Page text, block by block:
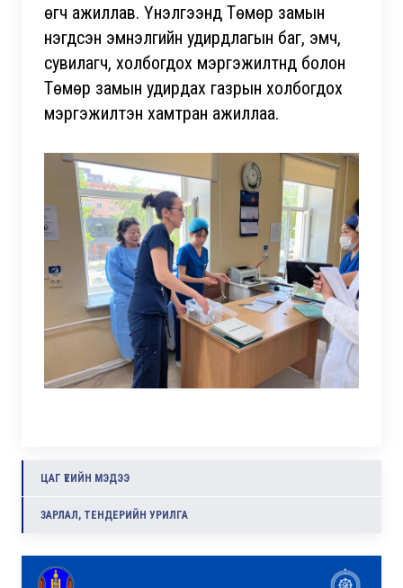
өгч ажиллав. Үнэлгээнд Төмөр замын
нэгдсэн эмнэлгийн удирдлагын баг, эмч,
сувилагч, холбогдох мэргэжилтнүүд болон
Төмөр замын удирдах газрын холбогдох
мэргэжилтэн хамтран ажиллаа.
ЦАГ ҮЕИЙН МЭДЭЭ
ЗАРЛАЛ, ТЕНДЕРИЙН УРИЛГА